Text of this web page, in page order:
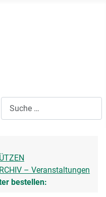
– Veranstaltungen
bestellen: